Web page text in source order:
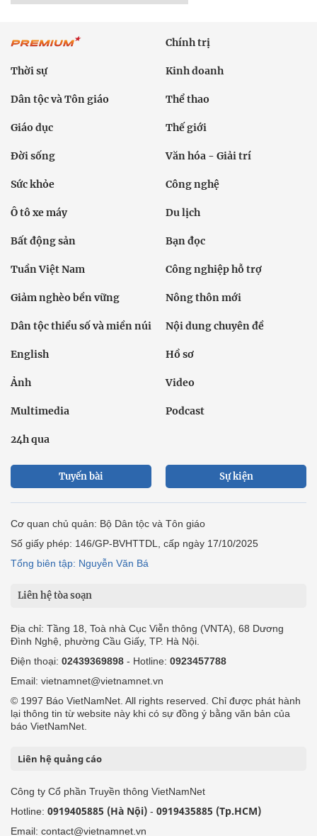
Chính trị
Thời sự Kinh doanh
Dân tộc và Tôn giáo Thể thao
Giáo dục Thế giới
Đời sống Văn hóa - Giải trí
Sức khỏe Công nghệ
Ô tô xe máy Du lịch
Bất động sản Bạn đọc
Tuần Việt Nam Công nghiệp hỗ trợ
Giảm nghèo bền vững Nông thôn mới
Dân tộc thiểu số và miền núi Nội dung chuyên đề
English Hồ sơ
Ảnh Video
Multimedia Podcast
24h qua
Tuyến bài Sự kiện
Cơ quan chủ quản: Bộ Dân tộc và Tôn giáo
Số giấy phép: 146/GP-BVHTTDL, cấp ngày 17/10/2025
Tổng biên tập: Nguyễn Văn Bá
Liên hệ tòa soạn
Địa chỉ: Tầng 18, Toà nhà Cục Viễn thông (VNTA), 68 Dương
Đình Nghệ, phường Cầu Giấy, TP. Hà Nội.
Điện thoại: 02439369898 - Hotline: 0923457788
Email: vietnamnet@vietnamnet.vn
© 1997 Báo VietNamNet. All rights reserved. Chỉ được phát hành
lại thông tin từ website này khi có sự đồng ý bằng văn bản của
báo VietNamNet.
Liên hệ quảng cáo
Công ty Cổ phần Truyền thông VietNamNet
Hotline: 0919405885 (Hà Nội) - 0919435885 (Tp.HCM)
Email: contact@vietnamnet.vn